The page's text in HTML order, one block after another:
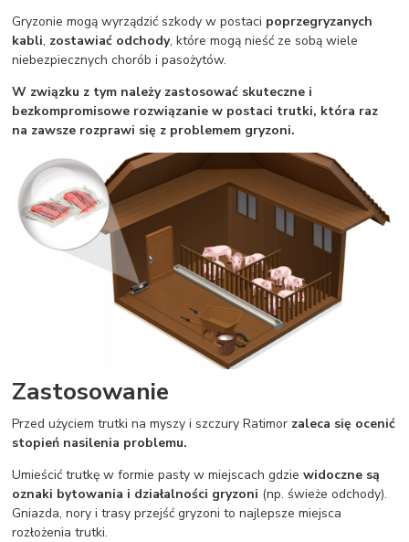
Gryzonie mogą wyrządzić szkody w postaci poprzegryzanych
kabli, zostawiać odchody, które mogą nieść ze sobą wiele
niebezpiecznych chorób i pasożytów.
W związku z tym należy zastosować skuteczne i
bezkompromisowe rozwiązanie w postaci trutki, która raz
na zawsze rozprawi się z problemem gryzoni.
Zastosowanie
Przed użyciem trutki na myszy i szczury Ratimor zaleca się ocenić
stopień nasilenia problemu.
Umieścić trutkę w formie pasty w miejscach gdziewidoczne są
oznaki bytowania i działalności gryzoni (np. świeże odchody).
Gniazda, nory i trasy przejść gryzoni to najlepsze miejsca
rozłożenia trutki.